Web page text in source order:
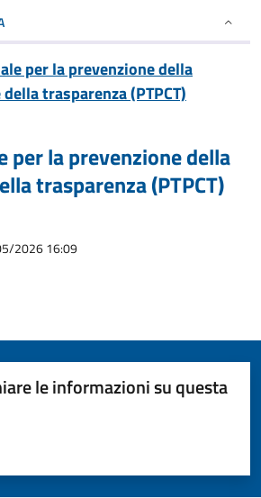
per la prevenzione della
trasparenza (PTPCT)
per la prevenzione della
trasparenza (PTPCT)
2026 16:09
le informazioni su questa
5 stelle su 5
stelle su 5
su 5
5